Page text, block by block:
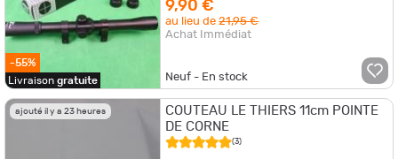
-55%
Livraison gratuite
9,90 €
au lieu de21,95 €
Achat Immédiat
Neuf - En stock
ajouté il y a 23 heures
COUTEAU LE THIERS 11cm POINTE
DE CORNE
(3)